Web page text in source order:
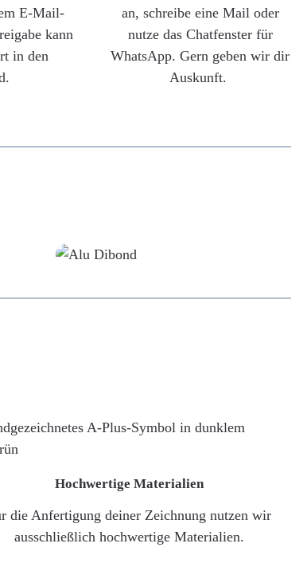
E-Mail-
kann
in den
an, schreibe eine Mail oder
nutze das Chatfenster für
WhatsApp. Gern geben wir dir
Auskunft.
Hochwertige Materialien
die Anfertigung deiner Zeichnung nutzen wir
ausschließlich hochwertige Materialien.